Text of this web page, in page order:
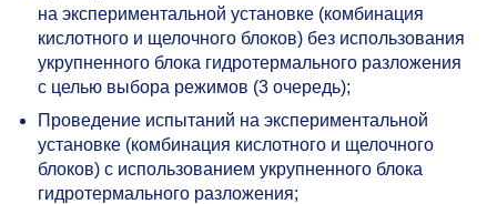
на экспериментальной установке (комбинация
кислотного и щелочного блоков) без использования
укрупненного блока гидротермального разложения
с целью выбора режимов (3 очередь);
Проведение испытаний на экспериментальной
установке (комбинация кислотного и щелочного
блоков) с использованием укрупненного блока
гидротермального разложения;